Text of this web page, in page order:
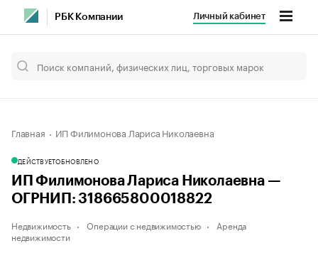
РБК Компании Личный кабинет
Главная ИП Филимонова Лариса Николаевна
ДЕЙСТВУЕТОБНОВЛЕНО
ИП Филимонова Лариса Николаевна —
ОГРНИП: 318665800018822
Недвижимость Операции с недвижимостью
Аренда
недвижимости